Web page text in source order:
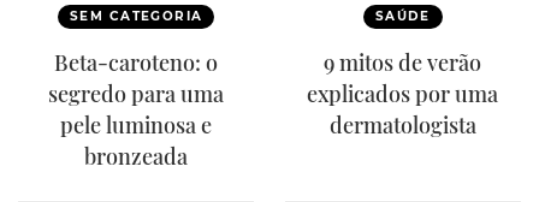
SEM CATEGORIA
Beta-caroteno: o
segredo para uma
pele luminosa e
bronzeada
SAÚDE
9 mitos de verão
explicados por uma
dermatologista